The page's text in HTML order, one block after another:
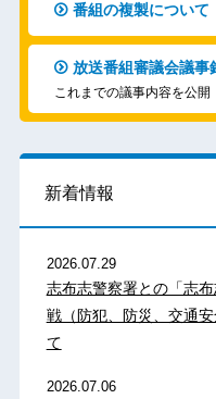
番組の複製について
放送番組審議会議事
これまでの議事内容を公開
新着情報
2026.07.29
志布志警察署との「志
戦（防犯、防災、交通
て
2026.07.06